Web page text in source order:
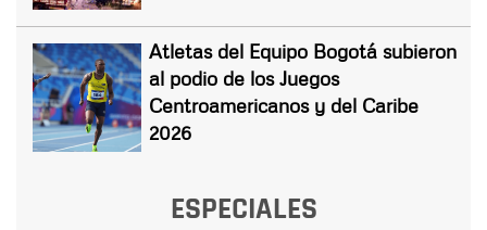
Atletas del Equipo Bogotá subieron
al podio de los Juegos
Centroamericanos y del Caribe
2026
ESPECIALES